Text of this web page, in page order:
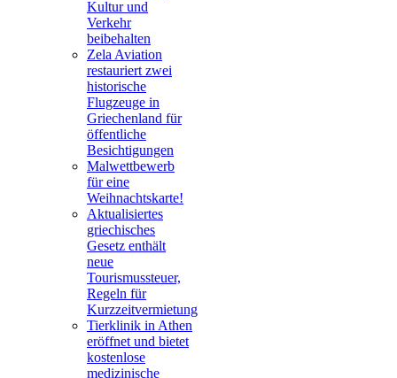
Kultur und
Verkehr
beibehalten
Zela Aviation
restauriert zwei
historische
Flugzeuge in
Griechenland für
öffentliche
Besichtigungen
Malwettbewerb
für eine
Weihnachtskarte!
Aktualisiertes
griechisches
Gesetz enthält
neue
Tourismussteuer,
Regeln für
Kurzzeitvermietung
Tierklinik in Athen
eröffnet und bietet
kostenlose
medizinische